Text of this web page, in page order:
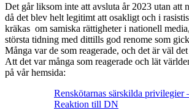
Det går liksom inte att avsluta år 2023 utan att
då det blev helt legitimt att osakligt och i
kräkas om samiska rättigheter i nationell
största tidning med dittills god renome som
Många var de som reagerade, och det är väl
Att det var många som reagerade och lät
på vår hemsida:
Renskötarnas särskilda privilegier
Reaktion till DN